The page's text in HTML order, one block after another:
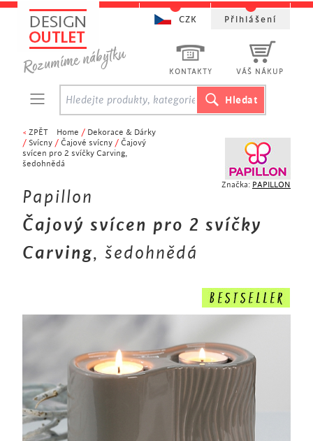
Značka: PAPILLON
< ZPĚT Home / Dekorace & Dárky
/ Svícny / Čajové svícny / Čajový
svícen pro 2 svíčky Carving,
šedohnědá
Papillon
Čajový svícen pro 2 svíčky
Carving, šedohnědá
KONTAKTY VÁŠ NÁKUP
CZK Přihlášení